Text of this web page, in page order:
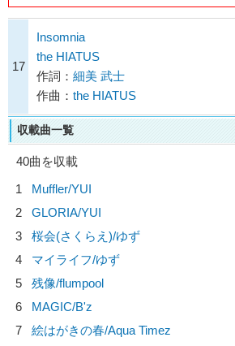
17
Insomnia
the HIATUS
作詞： 細美 武士
作曲： the HIATUS
収載曲一覧
40曲を収載
1
Muffler/YUI
2
GLORIA/YUI
3
桜会(さくらえ)/ゆず
4
マイライフ/ゆず
5
残像/flumpool
6
MAGIC/B'z
7
絵はがきの春/Aqua Timez